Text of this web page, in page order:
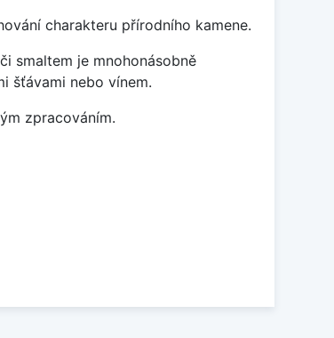
charakteru přírodního kamene.
smaltem je mnohonásobně
šťávami nebo vínem.
zpracováním.